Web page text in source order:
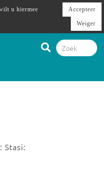
Stasi:
u hiermee
Accepteer
Weiger